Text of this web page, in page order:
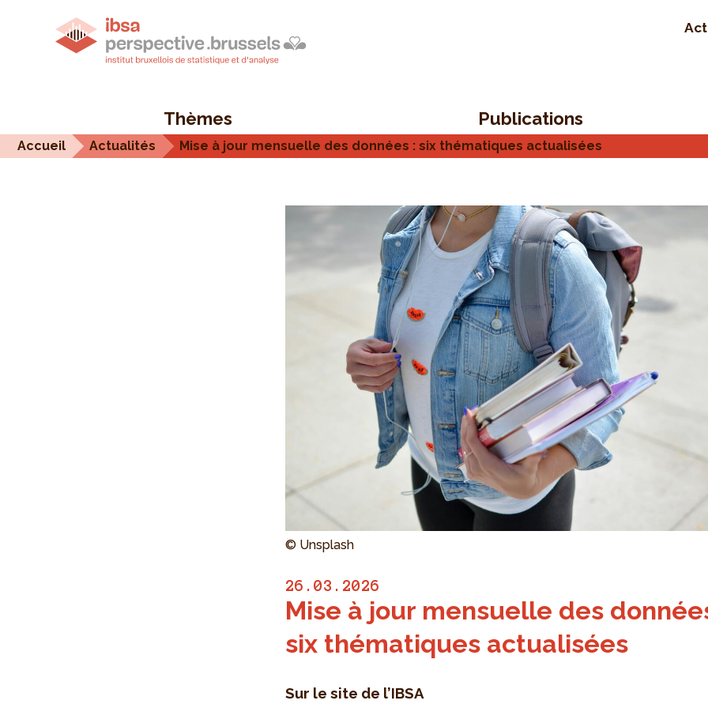
Thèmes Publications
Accueil Actualités Mise à jour mensuelle des données : six thématiques actualisées
© Unsplash
26.03.2026
Mise à jour mensuelle des
six thématiques actualisées
Sur le site de l’IBSA